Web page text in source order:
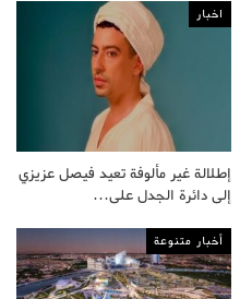
اخبار
إطلالة غير مألوفة تعيد فيصل عزيزي
إلى دائرة الجدل على…
أخبار متنوعة